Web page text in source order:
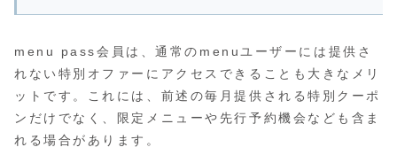
menu pass会員は、通常のmenuユーザーには提供さ
れない特別オファーにアクセスできることも大きなメリ
ットです。これには、前述の毎月提供される特別クーポ
ンだけでなく、限定メニューや先行予約機会なども含ま
れる場合があります。